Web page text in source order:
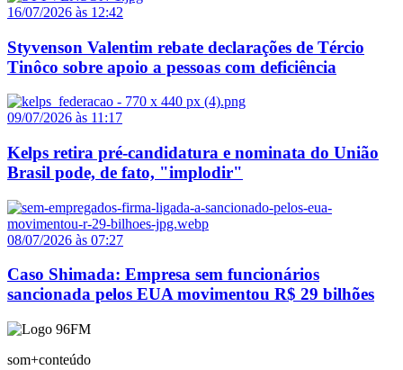
16/07/2026 às 12:42
Styvenson Valentim rebate declarações de Tércio
Tinôco sobre apoio a pessoas com deficiência
09/07/2026 às 11:17
Kelps retira pré-candidatura e nominata do União
Brasil pode, de fato, "implodir"
08/07/2026 às 07:27
Caso Shimada: Empresa sem funcionários
sancionada pelos EUA movimentou R$ 29 bilhões
som+conteúdo